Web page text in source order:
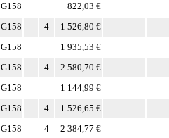
G158
822,03 €
G158 4
1 526,80 €
G158
1 935,53 €
G158 4
2 580,70 €
G158
1 144,99 €
G158 4
1 526,65 €
G158 4
2 384,77 €